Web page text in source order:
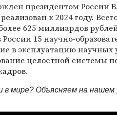
президентом России
к 2024 году.
625 миллиардов
15 научно-
в эксплуатацию научных
целостной системы
в мире? Объясняем на нашем